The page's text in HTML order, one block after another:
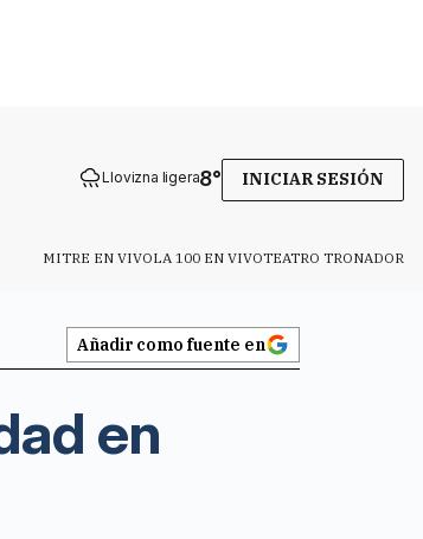
Llovizna ligera8° INICIAR SESIÓN
MITRE EN VIVOLA 100 EN VIVOTEATRO TRONADOR
Añadir como fuente en
en